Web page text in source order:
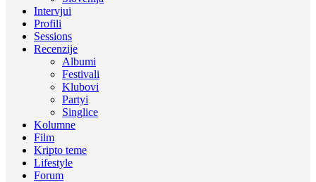
Intervjui
Profili
Sessions
Recenzije
Albumi
Festivali
Klubovi
Partyi
Singlice
Kolumne
Film
Kripto teme
Lifestyle
Forum